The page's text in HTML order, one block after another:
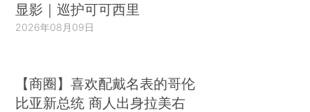
显影｜巡护可可西里
2026年08月09日
【商圈】喜欢配戴名表的哥伦
比亚新总统 商人出身拉美右